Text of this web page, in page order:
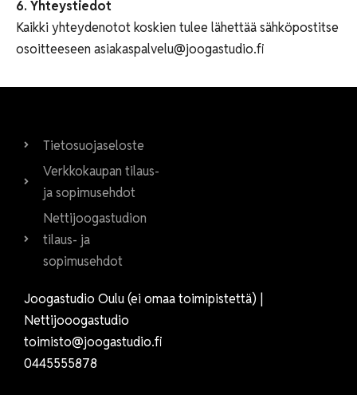
6. Yhteystiedot
Kaikki yhteydenotot koskien tulee lähettää sähköpostitse
osoitteeseen asiakaspalvelu@joogastudio.fi
Tietosuojaseloste
Verkkokaupan tilaus-
ja sopimusehdot
Nettijoogastudion
tilaus- ja
sopimusehdot
Joogastudio Oulu (ei omaa toimipistettä) |
Nettijooogastudio
toimisto@joogastudio.fi
0445555878